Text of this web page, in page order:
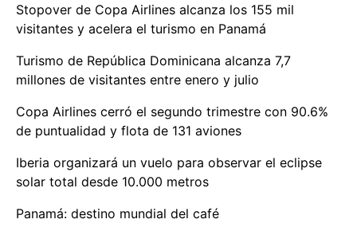
Stopover de Copa Airlines alcanza los 155 mil
visitantes y acelera el turismo en Panamá
Turismo de República Dominicana alcanza 7,7
millones de visitantes entre enero y julio
Copa Airlines cerró el segundo trimestre con 90.6%
de puntualidad y flota de 131 aviones
Iberia organizará un vuelo para observar el eclipse
solar total desde 10.000 metros
Panamá: destino mundial del café